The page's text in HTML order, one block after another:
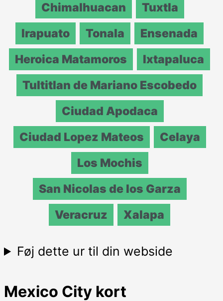
Chimalhuacan
Tuxtla
Irapuato
Tonala
Ensenada
Heroica Matamoros
Ixtapaluca
Tultitlan de Mariano Escobedo
Ciudad Apodaca
Ciudad Lopez Mateos
Celaya
Los Mochis
San Nicolas de los Garza
Veracruz
Xalapa
Føj dette ur til din webside
Mexico City kort